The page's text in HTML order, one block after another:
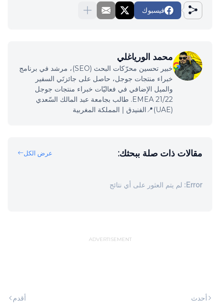
فيسبوك
محمد الورياغلي
خبير تحسين محرّكات البحث (SEO)، مرشد في برنامج
خبراء منتجات جوجل، حاصل على جائزتَي السفير
والميل الإضافي في فعاليّات خبراء منتجات جوجل
EMEA 21/22. طالب بجامعة عبد المالك السّعدي
(UAE)📍الفنيدق | المملكة المغربية
مقالات ذات صلة ببحثك: عرض الكل
Error: لم يتم العثور على أي نتائج
ADVERTISEMENT
أحدث أقدم